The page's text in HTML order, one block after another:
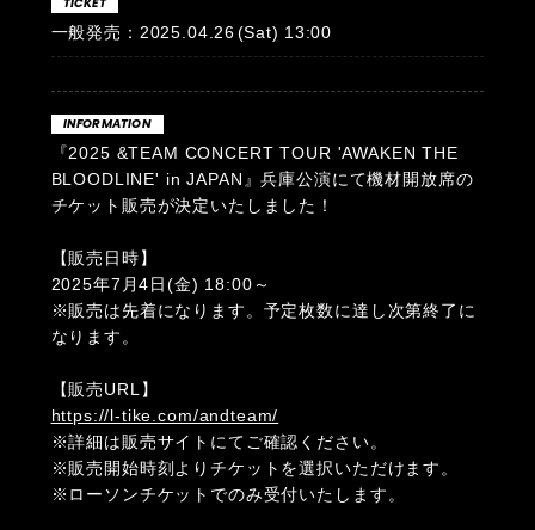
一般発売：2025.04.26(Sat) 13:00
INFORMATION
『2025 &TEAM CONCERT TOUR 'AWAKEN THE
BLOODLINE' in JAPAN』兵庫公演にて機材開放席の
チケット販売が決定いたしました！
【販売日時】
2025年7月4日(金) 18:00～
※販売は先着になります。予定枚数に達し次第終了に
なります。
【販売URL】
https://l-tike.com/andteam/
※詳細は販売サイトにてご確認ください。
※販売開始時刻よりチケットを選択いただけます。
※ローソンチケットでのみ受付いたします。